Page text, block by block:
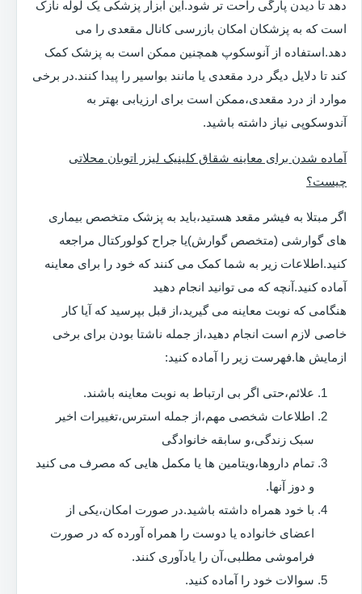
دهد تا دیدن پارگی راحت تر شود.این ابزار پزشکی یک لوله نازک
است که به پزشکان امکان بازرسی کانال مقعدی را می
دهد.استفاده از آنوسکوپ همچنین ممکن است به پزشک کمک
کند تا دلایل دیگر درد مقعدی یا مانند بواسیر را پیدا کنند.در برخی
موارد از درد مقعدی،ممکن است برای ارزیابی بهتر به
آندوسکوپی نیاز داشته باشید.
آماده شدن برای معاینه شقاق کلینیک لیزر اتوبان محلاتی
چیست؟
اگر مبتلا به فیشر مقعد هستید،باید به پزشک متخصص بیماری
های گوارشی (متخصص گوارش)یا جراح کولورکتال مراجعه
کنید.اطلاعات زیر به شما کمک می کنند که خود را برای معاینه
آماده کنید.آنچه که می توانید انجام دهید
هنگامی که نوبت معاینه می گیرید،از قبل بپرسید که آیا کار
خاصی لازم است انجام دهید،از جمله ناشتا بودن برای برخی
ازمایش ها.فهرست زیر را آماده کنید:
علائم،حتی اگر بی ارتباط به نوبت معاینه باشند.
اطلاعات شخصی مهم،از جمله استرس،تغییرات اخیر
سبک زندگی،و سابقه خانوادگی
تمام داروها،ویتامین ها یا مکمل هایی که مصرف می کنید
و دوز آنها.
با خود همراه داشته باشید.در صورت امکان،یکی از
اعضای خانواده یا دوست را همراه آورده که در صورت
فراموشی مطلبی،آن را یادآوری کنند.
سوالات خود را آماده کنید.